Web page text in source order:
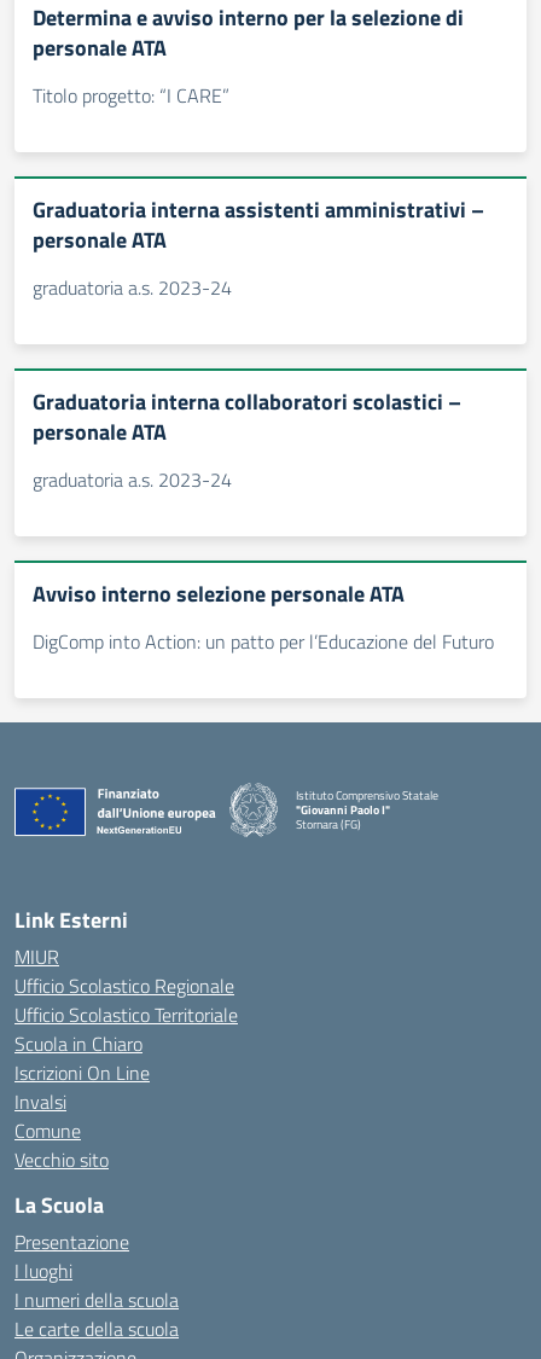
Determina e avviso interno per la selezione di
personale ATA
Titolo progetto: “I CARE”
Graduatoria interna assistenti amministrativi –
personale ATA
graduatoria a.s. 2023-24
Graduatoria interna collaboratori scolastici –
personale ATA
graduatoria a.s. 2023-24
Avviso interno selezione personale ATA
DigComp into Action: un patto per l’Educazione del Futuro
Istituto Comprensivo Statale
"Giovanni Paolo I"
Stornara (FG)
Link Esterni
MIUR
Ufficio Scolastico Regionale
Ufficio Scolastico Territoriale
Scuola in Chiaro
Iscrizioni On Line
Invalsi
Comune
Vecchio sito
La Scuola
Presentazione
I luoghi
I numeri della scuola
Le carte della scuola